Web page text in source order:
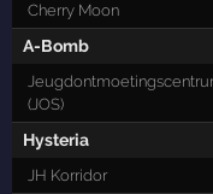
Cherry Moon
A-Bomb
(JOS)
Hysteria
JH Korridor